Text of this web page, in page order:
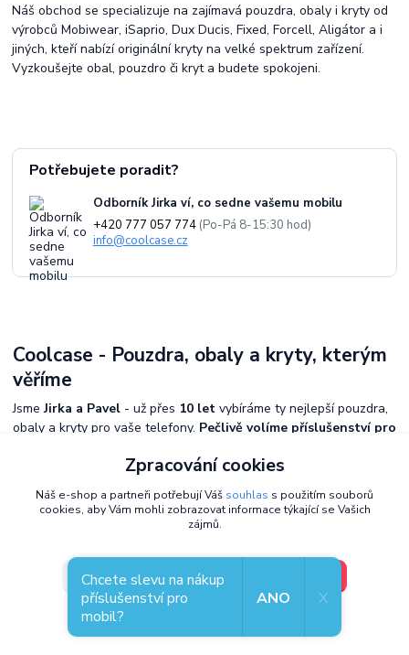
Potřebujete poradit?
Odborník Jirka ví, co sedne vašemu mobilu
+420 777 057 774 (Po-Pá 8-15:30 hod)
info@coolcase.cz
Náš obchod se specializuje na zajímavá pouzdra, obaly i kryty od
výrobců Mobiwear, iSaprio, Dux Ducis, Fixed, Forcell, Aligátor a i
jiných, kteří nabízí originální kryty na velké spektrum zařízení.
Vyzkoušejte obal, pouzdro či kryt a budete spokojeni.
Coolcase - Pouzdra, obaly a kryty, kterým
věříme
JsmeJirka a Pavel - už přes 10 let vybíráme ty nejlepší pouzdra,
obaly a kryty pro vaše telefony. Pečlivě volíme příslušenství pro
exkluzivní distributor Mobiwear v Českua kromě e-shopu máme i
Každý zákazník je u nás na prvním místě -vážíme si vaší důvěry
Zpracování cookies
Náš e-shop a partneři potřebují Váš souhlas s použitím souborů
cookies, aby Vám mohli zobrazovat informace týkající se Vašich
zájmů.
Nastavení V pořádku, jdu si vybrat
Souhlas můžete odmítnout
Chcete slevu na nákup
příslušenství pro
mobil?
ANO X